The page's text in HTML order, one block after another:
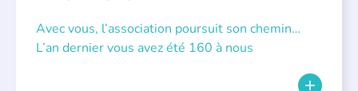
Avec vous, l’association poursuit son chemin…
L’an dernier vous avez été 160 à nous